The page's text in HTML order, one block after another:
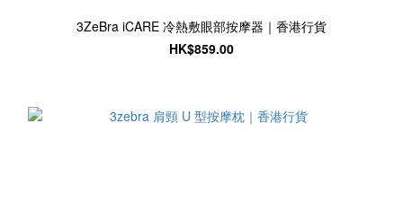
3ZeBra iCARE 冷熱敷眼部按摩器｜香港行貨
HK$859.00